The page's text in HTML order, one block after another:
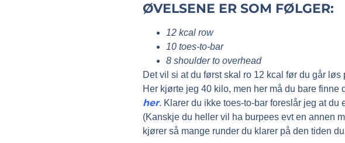
ØVELSENE ER SOM FØLGER:
12 kcal row
10 toes-to-bar
8 shoulder to overhead
Det vil si at du først skal ro 12 kcal før du går løs
Her kjørte jeg 40 kilo, men her må du bare
her. Klarer du ikke toes-to-bar foreslår jeg at
(Kanskje du heller vil ha burpees evt en annen
kjører så mange runder du klarer på den tiden du